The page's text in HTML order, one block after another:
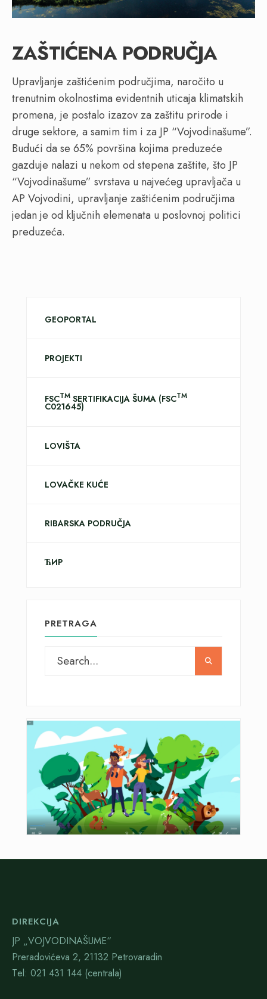
ZAŠTIĆENA PODRUČJA
Upravljanje zaštićenim područjima, naročito u
trenutnim okolnostima evidentnih uticaja klimatskih
promena, je postalo izazov za zaštitu prirode i
druge sektore, a samim tim i za JP “Vojvodinašume”.
Budući da se 65% površina kojima preduzeće
gazduje nalazi u nekom od stepena zaštite, što JP
“Vojvodinašume” svrstava u najvećeg upravljača u
AP Vojvodini, upravljanje zaštićenim područjima
jedan je od ključnih elemenata u poslovnoj politici
preduzeća.
GEOPORTAL
PROJEKTI
FSCTM SERTIFIKACIJA ŠUMA (FSCTM
C021645)
LOVIŠTA
LOVAČKE KUĆE
RIBARSKA PODRUČJA
ЋИР
PRETRAGA
DIREKCIJA
JP „VOJVODINAŠUME“
Preradovićeva 2, 21132 Petrovaradin
Тel: 021 431 144 (centrala)